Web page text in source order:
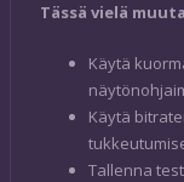
Tässä vielä
Käytä
Käytä
Tallenna